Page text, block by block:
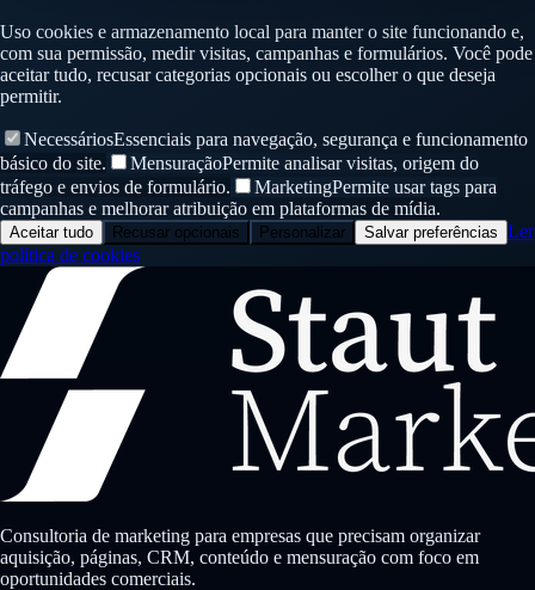
Uso cookies e armazenamento local para manter o site funcionando e,
com sua permissão, medir visitas, campanhas e formulários. Você pode
aceitar tudo, recusar categorias opcionais ou escolher o que deseja
permitir.
NecessáriosEssenciais para navegação, segurança e funcionamento
básico do site.
MensuraçãoPermite analisar visitas, origem do
tráfego e envios de formulário.
MarketingPermite usar tags para
campanhas e melhorar atribuição em plataformas de mídia.
Aceitar tudo Recusar opcionais Personalizar Salvar preferências Ler
política de cookies
Consultoria de marketing para empresas que precisam organizar
aquisição, páginas, CRM, conteúdo e mensuração com foco em
oportunidades comerciais.